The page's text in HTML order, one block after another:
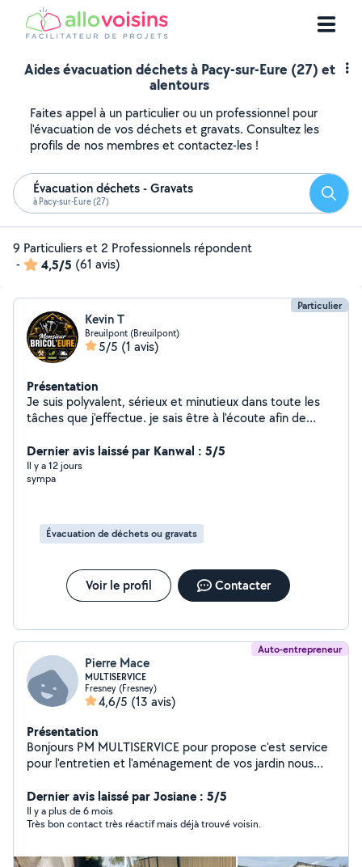
Aides évacuation déchets à Pacy-sur-Eure (27) et
alentours
Faites appel à un particulier ou un professionnel pour
l'évacuation de vos déchets et gravats. Consultez les
profils de nos membres et contactez-les !
Évacuation déchets - Gravats
à Pacy-sur-Eure (27)
9 Particuliers et 2 Professionnels répondent
-
4,5/5 (61 avis)
Particulier
Kevin T
Breuilpont (Breuilpont)
5/5 (1 avis)
Présentation
Je suis polyvalent, sérieux et minutieux dans toute les
tâches que j'effectue. je sais être à l'écoute afin de
satisfaction du client prime avant tout autre chose.
Dernier avis laissé par Kanwal : 5/5
Il y a 12 jours
sympa
Évacuation de déchets ou gravats
Voir le profil Contacter
Auto-entrepreneur
Pierre Mace
MULTISERVICE
Fresney (Fresney)
4,6/5 (13 avis)
Présentation
Bonjours PM MULTISERVICE pour propose c'est service
pour l'entretien et l'aménagement de vos jardin nous
aussi de la plomberie et plein d'autre chose n'hésitez
pas pour toute demande les devis sont gratuit
Dernier avis laissé par Josiane : 5/5
Il y a plus de 6 mois
Très bon contact très réactif mais déjà trouvé voisin.